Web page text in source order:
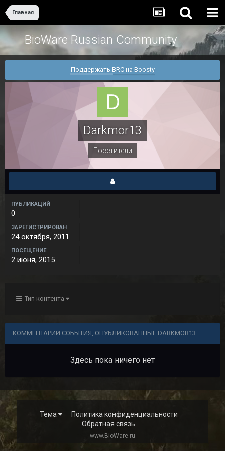
Главная
BioWare Russian Community
Поддержать BRC на Boosty
Darkmor13
Посетители
ПУБЛИКАЦИЙ
0
ЗАРЕГИСТРИРОВАН
24 октября, 2011
ПОСЕЩЕНИЕ
2 июня, 2015
Тип контента
КОММЕНТАРИИ СОБЫТИЯ, ОПУБЛИКОВАННЫЕ DARKMOR13
Здесь пока ничего нет
Тема
Политика конфиденциальности
Обратная связь
www.BioWare.ru